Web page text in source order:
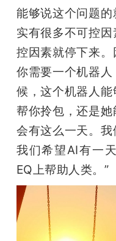
能够说这个问题
实有很多不可控
控因素就停下来。
你需要一个机器
候，这个机器人
帮你拎包，还是
会有这么一天。我
我们希望AI有一
EQ上帮助人类。”